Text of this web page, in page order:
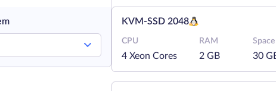
KVM-SSD 2048
CPU
4 Xeon Cores
RAM
2 GB
Space
30